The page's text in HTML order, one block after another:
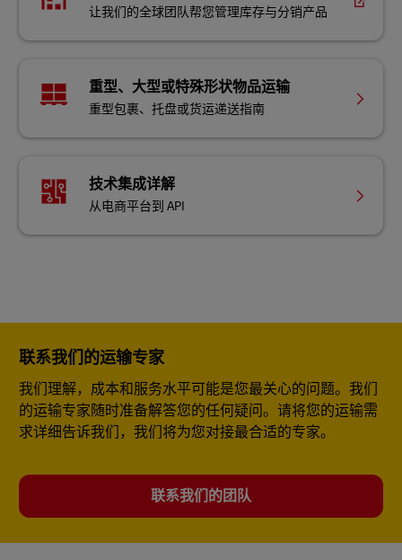
让我们的全球团队帮您管理库存与分销产品
重型、大型或特殊形状物品运输
重型包裹、托盘或货运递送指南
技术集成详解
从电商平台到 API
联系我们的运输专家
我们理解，成本和服务水平可能是您最关心的问题。我们
的运输专家随时准备解答您的任何疑问。请将您的运输需
求详细告诉我们，我们将为您对接最合适的专家。
联系我们的团队